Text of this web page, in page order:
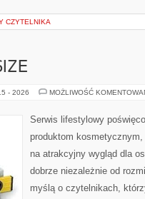
CZYTELNIKA
- 2026 MOŻLIWOŚĆ
Serwis lifestylowy
produktom
na atrakcyjny wygląd dla
dobrze niezależnie od
myślą o czytelnikach,